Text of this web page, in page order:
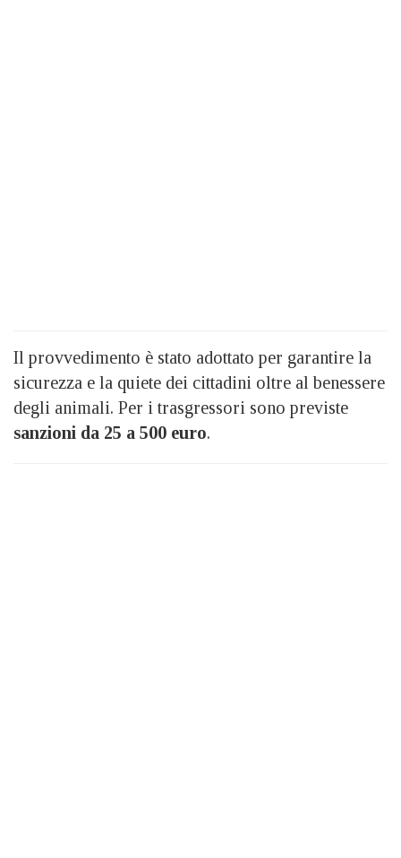
Il provvedimento è stato adottato per garantire la
sicurezza e la quiete dei cittadini oltre al benessere
degli animali. Per i trasgressori sono previste
sanzioni da 25 a 500 euro.